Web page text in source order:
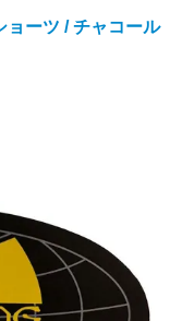
ーツ / チャコール